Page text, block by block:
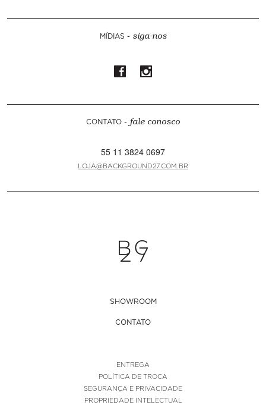
MÍDIAS - siga-nos
CONTATO - fale conosco
55 11 3824 0697
LOJA@BACKGROUND27.COM.BR
SHOWROOM
CONTATO
ENTREGA
POLÍTICA DE TROCA
SEGURANÇA E PRIVACIDADE
PROPRIEDADE INTELECTUAL